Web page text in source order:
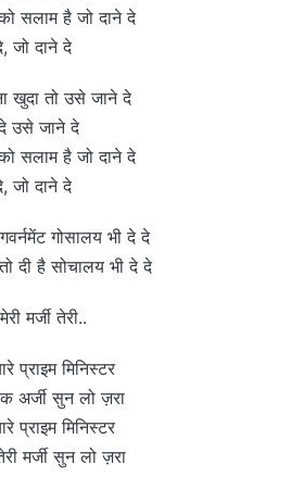
सलाम है जो दाने दे
जो दाने दे
खुदा तो उसे जाने दे
उसे जाने दे
सलाम है जो दाने दे
जो दाने दे
गोसालय भी दे दे
दी है सोचालय भी दे दे
मर्जी तेरी..
प्राइम मिनिस्टर
अर्जी सुन लो ज़रा
प्राइम मिनिस्टर
मर्जी सुन लो ज़रा